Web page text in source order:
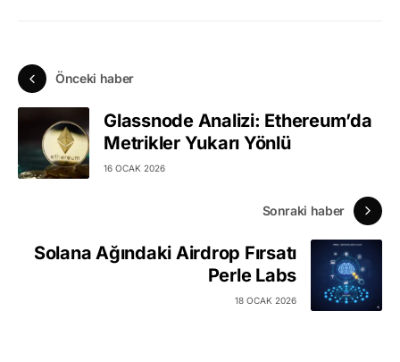
Önceki haber
Glassnode Analizi: Ethereum’da
Metrikler Yukarı Yönlü
16 OCAK 2026
Sonraki haber
Solana Ağındaki Airdrop Fırsatı
Perle Labs
18 OCAK 2026